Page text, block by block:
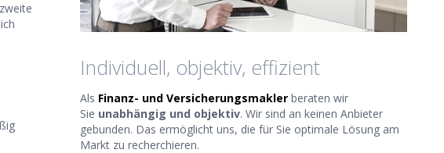
Individuell, objektiv, effizient
Als Finanz- und Versicherungsmakler beraten wir
Sie unabhängig und objektiv. Wir sind an keinen Anbieter
gebunden. Das ermöglicht uns, die für Sie optimale Lösung am
Markt zu recherchieren.